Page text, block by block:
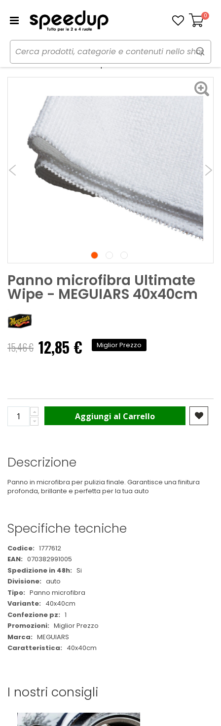
Carrello
0
Home Auto Cura dell'auto
Panni, pelli e spugne
Panno microfibra Ultimate Wipe - MEGUIARS
Panno microfibra Ultimate
Wipe - MEGUIARS 40x40cm
15,46 € Prezzo
speciale
12,85 € Miglior Prezzo
Aggiungi al Carrello
Descrizione
Panno in microfibra per pulizia finale. Garantisce una finitura
profonda, brillante e perfetta per la tua auto
Specifiche tecniche
Maggiori
Informazioni
1777612
070382991005
Si
auto
Panno microfibra
40x40cm
1
Miglior Prezzo
MEGUIARS
40x40cm
I nostri consigli